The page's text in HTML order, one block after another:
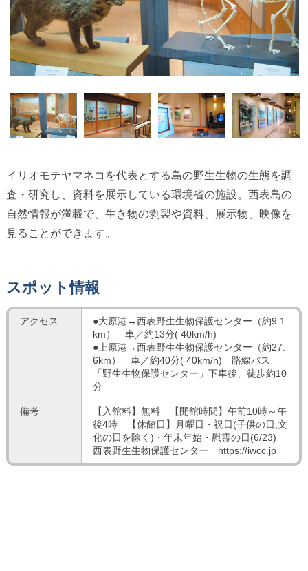
イリオモテヤマネコを代表とする島の野生生物の生態を調
査・研究し、資料を展示している環境省の施設。西表島の
自然情報が満載で、生き物の剥製や資料、展示物、映像を
見ることができます。
スポット情報
アクセス
●大原港→西表野生生物保護センター（約9.1
km） 車／約13分( 40km/h)
●上原港→西表野生生物保護センター（約27.
6km） 車／約40分( 40km/h) 路線バス
「野生生物保護センター」下車後、徒歩約10
分
備考
【入館料】無料 【開館時間】午前10時～午
後4時 【休館日】月曜日・祝日(子供の日,文
化の日を除く)・年末年始・慰霊の日(6/23)
西表野生生物保護センター https://iwcc.jp